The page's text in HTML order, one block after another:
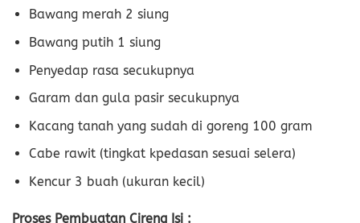
Bawang merah 2 siung
Bawang putih 1 siung
Penyedap rasa secukupnya
Garam dan gula pasir secukupnya
Kacang tanah yang sudah di goreng 100 gram
Cabe rawit (tingkat kpedasan sesuai selera)
Kencur 3 buah (ukuran kecil)
Proses Pembuatan Cireng Isi :